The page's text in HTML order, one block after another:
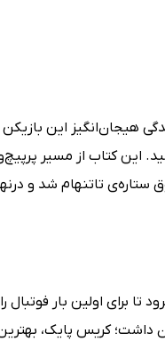
هیجان‌انگیز این
این کتاب از مسیر
تاتنهام شد و
سیتی برود تا برای اولین بار
داشت؛ کریس پایک،